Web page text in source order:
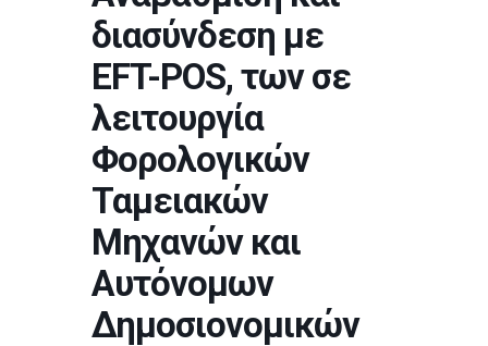
διασύνδεση με
EFT-POS, των σε
λειτουργία
Φορολογικών
Ταμειακών
Μηχανών και
Αυτόνομων
Δημοσιονομικών